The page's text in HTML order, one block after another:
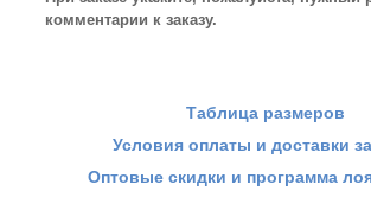
комментарии к заказу.
Таблица размеров
Условия оплаты и доставки
Оптовые скидки и программа